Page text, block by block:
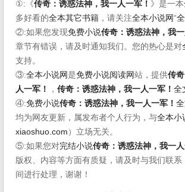
①:《传奇：诱惑法神，我一人一军！ 》是一本
多好看的全本其它书籍 ，请关注全本小说网“
②:如果您发现免费小说传奇：诱惑法神，我一
章节有错误，请及时通知我们。您的热心是对
支持。
③:全本小说网是免费小说阅读网站，提供传
人一军！
， 传奇：诱惑法神，我一人一军！ 全
④:免费小说传奇：诱惑法神，我一人一军！
均为网友更新，属发布者个人行为，与全本小
xiaoshuo.com ）立场无关。
⑤:如果您对完结小说传奇：诱惑法神，我一人
版权、内容等方面有质疑，请及时与我们联
间进行处理，谢谢！